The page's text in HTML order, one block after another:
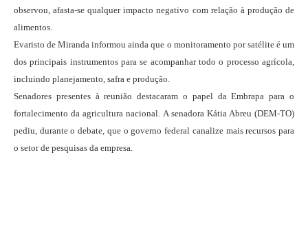
observou, afasta-se qualquer impacto negativo com relação à produção de
alimentos.
Evaristo de Miranda informou ainda que o monitoramento por satélite é um
dos principais instrumentos para se acompanhar todo o processo agrícola,
incluindo planejamento, safra e produção.
Senadores presentes à reunião destacaram o papel da Embrapa para o
fortalecimento da agricultura nacional. A senadora Kátia Abreu (DEM-TO)
pediu, durante o debate, que o governo federal canalize mais recursos para
o setor de pesquisas da empresa.